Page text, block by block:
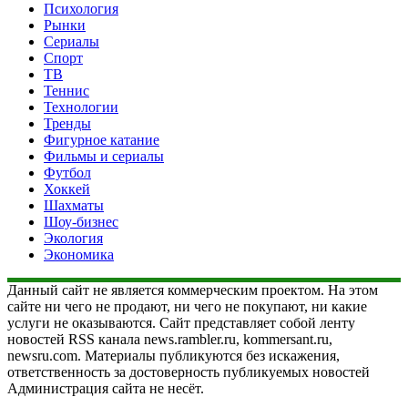
Психология
Рынки
Сериалы
Спорт
ТВ
Теннис
Технологии
Тренды
Фигурное катание
Фильмы и сериалы
Футбол
Хоккей
Шахматы
Шоу-бизнес
Экология
Экономика
Данный сайт не является коммерческим проектом. На этом
сайте ни чего не продают, ни чего не покупают, ни какие
услуги не оказываются. Сайт представляет собой ленту
новостей RSS канала news.rambler.ru, kommersant.ru,
newsru.com. Материалы публикуются без искажения,
ответственность за достоверность публикуемых новостей
Администрация сайта не несёт.